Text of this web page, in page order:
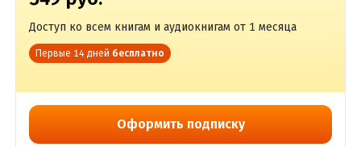
Доступ ко всем книгам и аудиокнигам от 1 месяца
Первые 14 дней бесплатно
Оформить подписку